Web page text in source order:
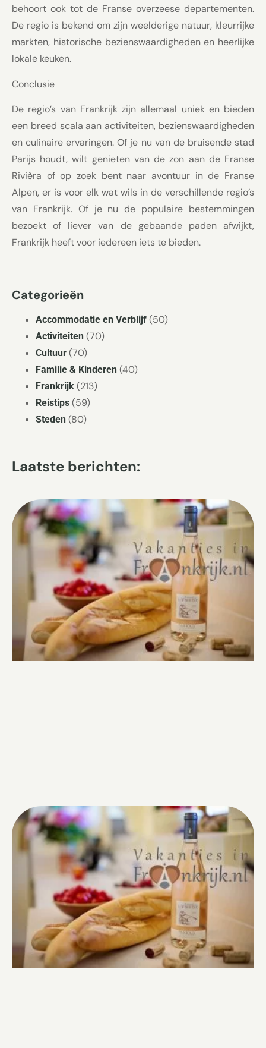
behoort ook tot de Franse overzeese departementen.
De regio is bekend om zijn weelderige natuur, kleurrijke
markten, historische bezienswaardigheden en heerlijke
lokale keuken.
Conclusie
De regio’s van Frankrijk zijn allemaal uniek en bieden
een breed scala aan activiteiten, bezienswaardigheden
en culinaire ervaringen. Of je nu van de bruisende stad
Parijs houdt, wilt genieten van de zon aan de Franse
Rivièra of op zoek bent naar avontuur in de Franse
Alpen, er is voor elk wat wils in de verschillende regio’s
van Frankrijk. Of je nu de populaire bestemmingen
bezoekt of liever van de gebaande paden afwijkt,
Frankrijk heeft voor iedereen iets te bieden.
Categorieën
Accommodatie en Verblijf (50)
Activiteiten (70)
Cultuur (70)
Familie & Kinderen (40)
Frankrijk (213)
Reistips (59)
Steden (80)
Laatste berichten: